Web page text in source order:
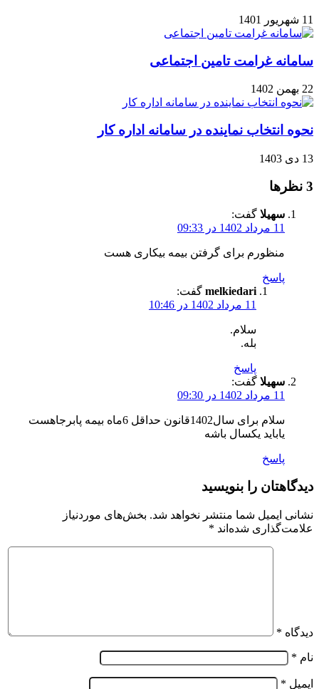
11 شهریور 1401
سامانه غرامت تامین اجتماعی
22 بهمن 1402
نحوه انتخاب نماینده در سامانه اداره کار
13 دی 1403
‫3 نظرها
سهیلا گفت:
11 مرداد 1402 در 09:33
منظورم برای گرفتن بیمه بیکاری هست
پاسخ
melkiedari گفت:
11 مرداد 1402 در 10:46
سلام.
بله.
پاسخ
سهیلا گفت:
11 مرداد 1402 در 09:30
سلام برای سال1402قانون حداقل 6ماه بیمه پابرجاهست
یاباید یکسال باشه
پاسخ
دیدگاهتان را بنویسید
نشانی ایمیل شما منتشر نخواهد شد. بخش‌های موردنیاز
علامت‌گذاری شده‌اند *
دیدگاه *
نام *
ایمیل *